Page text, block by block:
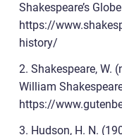
Shakespeare’s
https://
history/
2. Shakespeare, W.
William
https://
3. Hudson, H. N.